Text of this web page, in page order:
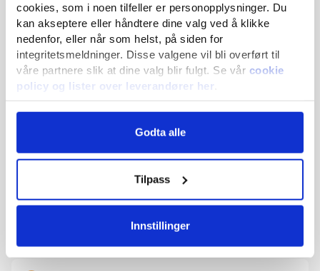
cookies, som i noen tilfeller er personopplysninger. Du
kan akseptere eller håndtere dine valg ved å klikke
nedenfor, eller når som helst, på siden for
integritetsmeldninger. Disse valgene vil bli overført til
våre partnere slik at dine valg blir fulgt. Se vår cookie
policy og lister over leverandører her
Vi og våre partnere behandler data for:
utvikling og forbedring av produkter og tjenester
å lagre og/eller får tilgang til informasjon om en enhet
persontilpasset annonseprofil og visning
inneholdsmåling og målgruppeinnsikt
geografisk posisjonering
Godta alle
Tilpass
Innstillinger
Guider
Artikler
Kontakt oss
Tips!
Det er mulig å leie et firma til gravearbeidet – de er
veldig dyktige og kan spare deg for mye tid. Kontakt oss
gjerne for mer informasjon.
Mange av anleggene våre tar imot
informasjon.
% for å sikre god avrenning.